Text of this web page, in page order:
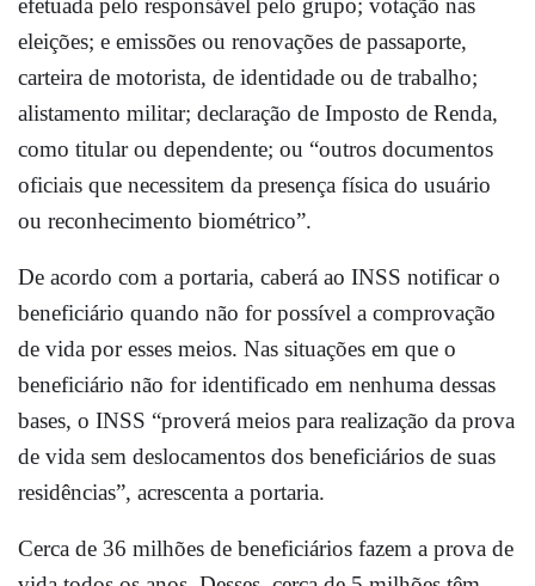
efetuada pelo responsável pelo grupo; votação nas
eleições; e emissões ou renovações de passaporte,
carteira de motorista, de identidade ou de trabalho;
alistamento militar; declaração de Imposto de Renda,
como titular ou dependente; ou “outros documentos
oficiais que necessitem da presença física do usuário
ou reconhecimento biométrico”.
De acordo com a portaria, caberá ao INSS notificar o
beneficiário quando não for possível a comprovação
de vida por esses meios. Nas situações em que o
beneficiário não for identificado em nenhuma dessas
bases, o INSS “proverá meios para realização da prova
de vida sem deslocamentos dos beneficiários de suas
residências”, acrescenta a portaria.
Cerca de 36 milhões de beneficiários fazem a prova de